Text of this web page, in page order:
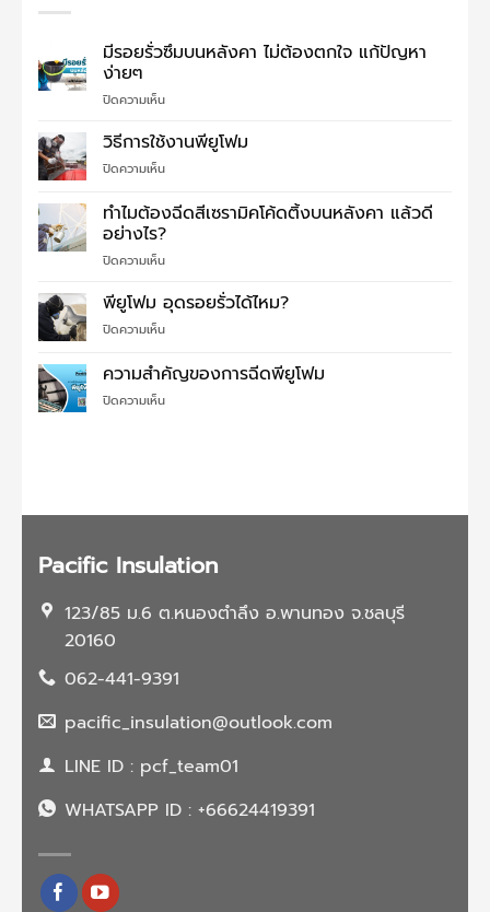
มีรอยรั่วซึมบนหลังคา ไม่ต้องตกใจ แก้ปัญหา
ง่ายๆ
ปิดความเห็นบน
รอย
ซึม
หลังคา
ไม่
ตกใจ
ปัญหา
วิธีการใช้งานพียูโฟม
ปิดความเห็นบน
การ
ใช้
พี
โฟม
ทำไมต้องฉีดสีเซรามิคโค้ดติ้งบนหลังคา แล้วดี
อย่างไร?
ปิดความเห็นบน
ต้อง
ฉีด
สี
โค้ด
บน
พียูโฟม อุดรอยรั่วได้ไหม?
ปิดความเห็นบน
ยู
โฟม
อุด
ความสำคัญของการฉีดพียูโฟม
ปิดความเห็นบน
พี
Pacific Insulation
123/85 ม.6 ต.หนองตำลึง อ.พานทอง จ.ชลบุรี
20160
062-441-9391
pacific_insulation@outlook.com
LINE ID : pcf_team01
WHATSAPP ID : +66624419391